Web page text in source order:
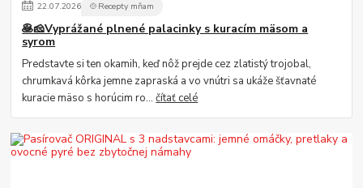
22.07.2026 🍲Recepty mňam
🥞🧀Vyprážané plnené palacinky s kuracím mäsom a
syrom
Predstavte si ten okamih, keď nôž prejde cez zlatistý trojobal,
chrumkavá kôrka jemne zapraská a vo vnútri sa ukáže šťavnaté
kuracie mäso s horúcim ro...čítať celé